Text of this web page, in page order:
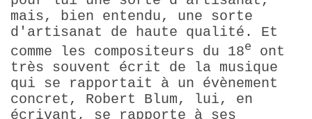
mais, bien entendu, une sorte
d'artisanat de haute qualité. Et
comme les compositeurs du 18e
ont
très souvent écrit de la musique
qui se rapportait à un évènement
concret, Robert Blum, lui, en
écrivant, se rapporte à ses